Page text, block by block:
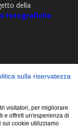
della
Fotografiche
sulla riservatezza
visitatori, per migliorare
e offrirti un'esperienza di
sui cookie utilizziamo